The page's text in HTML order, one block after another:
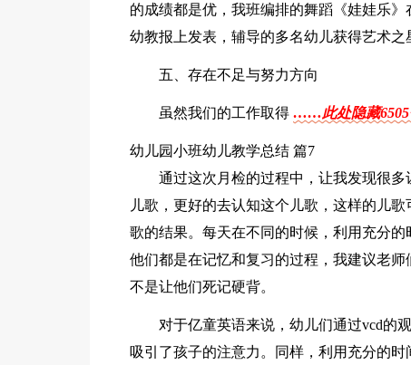
的成绩都是优，我班编排的舞蹈《娃娃乐
幼教报上发表，辅导的多名幼儿获得艺术之
五、存在不足与努力方向
虽然我们的工作取得……此处隐藏
幼儿园小班幼儿教学总结 篇7
通过这次月检的过程中，让我发现很
儿歌，更好的去认知这个儿歌，这样的儿
歌的结果。每天在不同的时候，利用充分
他们都是在记忆和复习的过程，我建议老
不是让他们死记硬背。
对于亿童英语来说，幼儿们通过vcd的
吸引了孩子的注意力。同样，利用充分的